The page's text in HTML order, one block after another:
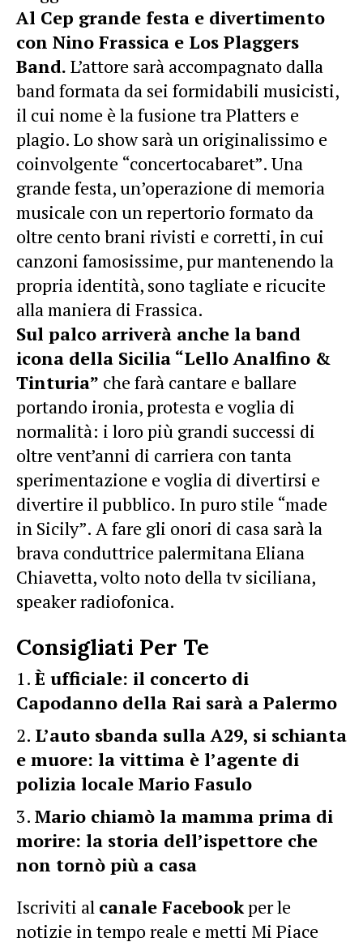
Al Cep grande festa e divertimento
con Nino Frassica e Los Plaggers
Band. L’attore sarà accompagnato dalla
band formata da sei formidabili musicisti,
il cui nome è la fusione tra Platters e
plagio. Lo show sarà un originalissimo e
coinvolgente “concertocabaret”. Una
grande festa, un’operazione di memoria
musicale con un repertorio formato da
oltre cento brani rivisti e corretti, in cui
canzoni famosissime, pur mantenendo la
propria identità, sono tagliate e ricucite
alla maniera di Frassica.
Sul palco arriverà anche la band
icona della Sicilia “Lello Analfino &
Tinturia” che farà cantare e ballare
portando ironia, protesta e voglia di
normalità: i loro più grandi successi di
oltre vent’anni di carriera con tanta
sperimentazione e voglia di divertirsi e
divertire il pubblico. In puro stile “made
in Sicily”. A fare gli onori di casa sarà la
brava conduttrice palermitana Eliana
Chiavetta, volto noto della tv siciliana,
speaker radiofonica.
Consigliati Per Te
È ufficiale: il concerto di
Capodanno della Rai sarà a Palermo
L’auto sbanda sulla A29, si schianta
e muore: la vittima è l’agente di
polizia locale Mario Fasulo
Mario chiamò la mamma prima di
morire: la storia dell’ispettore che
non tornò più a casa
Iscriviti al canale Facebookper le
notizie in tempo reale e metti Mi Piace